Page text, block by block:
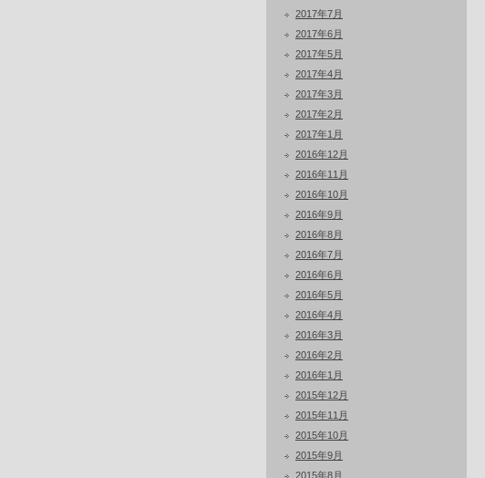
2017年7月
2017年6月
2017年5月
2017年4月
2017年3月
2017年2月
2017年1月
2016年12月
2016年11月
2016年10月
2016年9月
2016年8月
2016年7月
2016年6月
2016年5月
2016年4月
2016年3月
2016年2月
2016年1月
2015年12月
2015年11月
2015年10月
2015年9月
2015年8月